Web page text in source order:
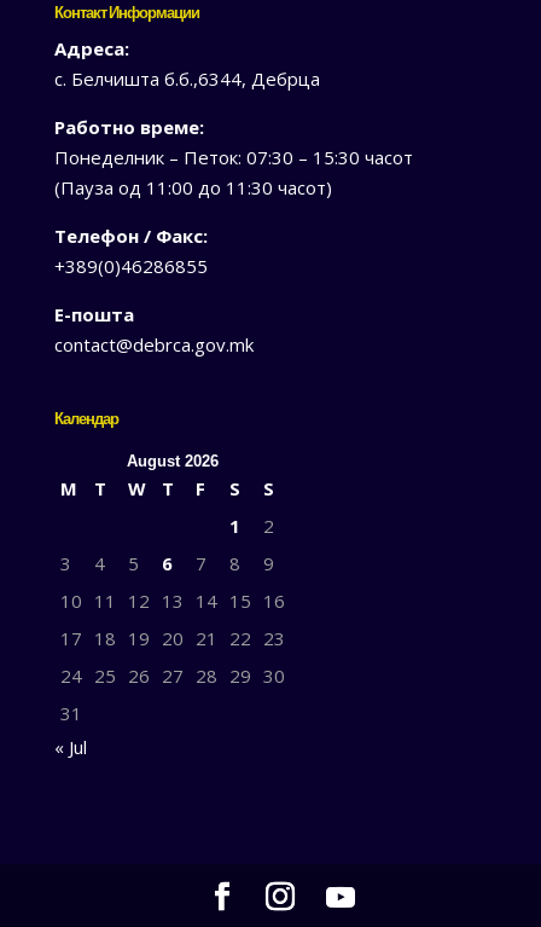
Контакт Информации
Адреса:
с. Белчишта б.б.,6344, Дебрца
Работно време:
Понеделник – Петок: 07:30 – 15:30 часот
(Пауза од 11:00 до 11:30 часот)
Телефон / Факс:
+389(0)46286855
Е-пошта
contact@debrca.gov.mk
Календар
August 2026
M T W T F S
S
1
2
3
4 5 6 7 8
9
10 11 12 13 14 15 16
17 18 19 20 21 22 23
24 25 26 27 28 29 30
31
« Jul